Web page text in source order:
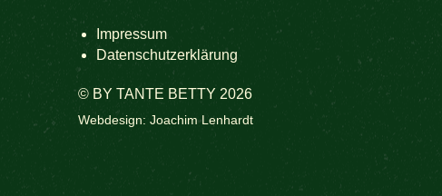
Impressum
Datenschutzerklärung
© BY TANTE BETTY 2026
Webdesign: Joachim Lenhardt